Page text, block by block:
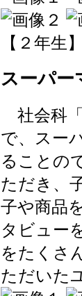
【２年生
スーパー
社会科
で、スー
ることの
ただき、
子や商品
タビュー
をたくさ
ただいた